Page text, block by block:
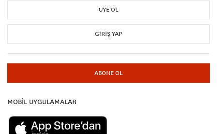
ÜYE OL
GIRIŞ YAP
ABONE OL
MOBİL UYGULAMALAR